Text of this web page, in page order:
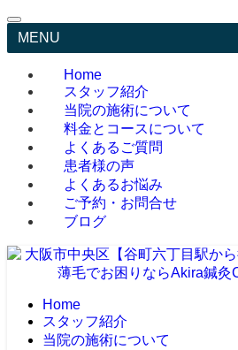
MENU
Home
スタッフ紹介
当院の施術について
料金とコースについて
よくあるご質問
患者様の声
よくあるお悩み
ご予約・お問合せ
ブログ
Home
スタッフ紹介
当院の施術について